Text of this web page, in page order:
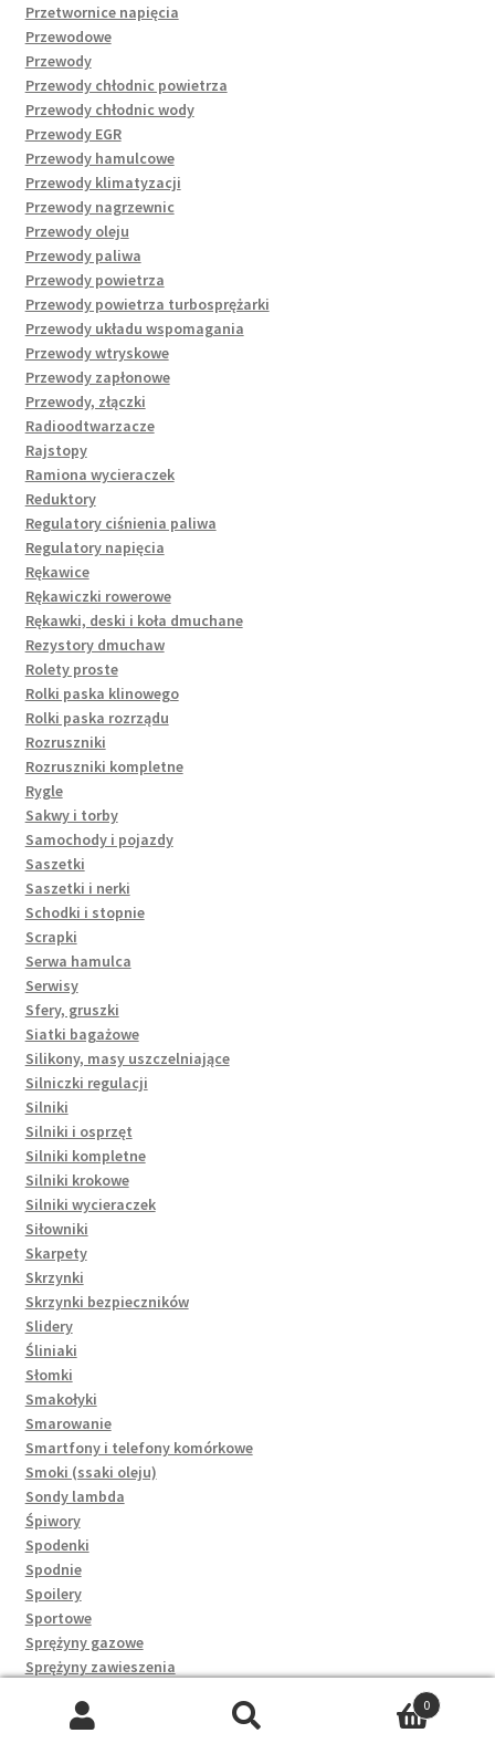
Przetwornice napięcia
Przewodowe
Przewody
Przewody chłodnic powietrza
Przewody chłodnic wody
Przewody EGR
Przewody hamulcowe
Przewody klimatyzacji
Przewody nagrzewnic
Przewody oleju
Przewody paliwa
Przewody powietrza
Przewody powietrza turbosprężarki
Przewody układu wspomagania
Przewody wtryskowe
Przewody zapłonowe
Przewody, złączki
Radioodtwarzacze
Rajstopy
Ramiona wycieraczek
Reduktory
Regulatory ciśnienia paliwa
Regulatory napięcia
Rękawice
Rękawiczki rowerowe
Rękawki, deski i koła dmuchane
Rezystory dmuchaw
Rolety proste
Rolki paska klinowego
Rolki paska rozrządu
Rozruszniki
Rozruszniki kompletne
Rygle
Sakwy i torby
Samochody i pojazdy
Saszetki
Saszetki i nerki
Schodki i stopnie
Scrapki
Serwa hamulca
Serwisy
Sfery, gruszki
Siatki bagażowe
Silikony, masy uszczelniające
Silniczki regulacji
Silniki
Silniki i osprzęt
Silniki kompletne
Silniki krokowe
Silniki wycieraczek
Siłowniki
Skarpety
Skrzynki
Skrzynki bezpieczników
Slidery
Śliniaki
Słomki
Smakołyki
Smarowanie
Smartfony i telefony komórkowe
Smoki (ssaki oleju)
Sondy lambda
Śpiwory
Spodenki
Spodnie
Spoilery
Sportowe
Sprężyny gazowe
Sprężyny zawieszenia
Sprzęgła
0